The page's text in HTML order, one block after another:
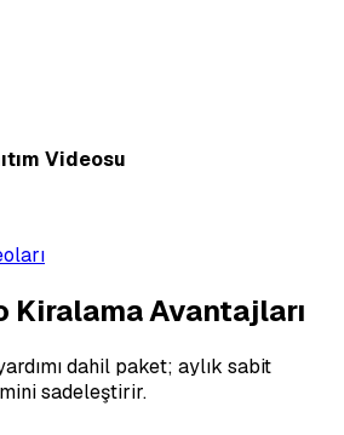
Videosu
Kiralama Avantajları
dahil paket; aylık sabit
sadeleştirir.